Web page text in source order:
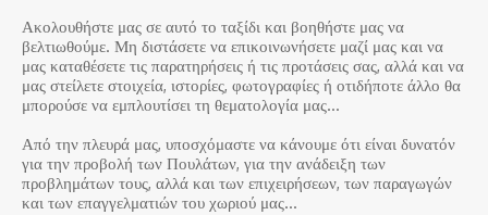
Ακολουθήστε μας σε αυτό το ταξίδι και βοηθήστε μας να
βελτιωθούμε. Μη διστάσετε να επικοινωνήσετε μαζί μας και να
μας καταθέσετε τις παρατηρήσεις ή τις προτάσεις σας, αλλά και να
μας στείλετε στοιχεία, ιστορίες, φωτογραφίες ή οτιδήποτε άλλο θα
μπορούσε να εμπλουτίσει τη θεματολογία μας…
Από την πλευρά μας, υποσχόμαστε να κάνουμε ότι είναι δυνατόν
για την προβολή των Πουλάτων, για την ανάδειξη των
προβλημάτων τους, αλλά και των επιχειρήσεων, των παραγωγών
και των επαγγελματιών του χωριού μας…